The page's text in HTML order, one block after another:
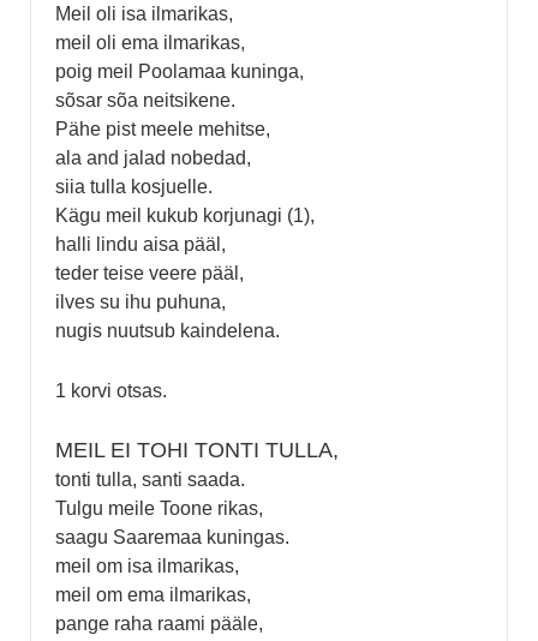
Meil oli isa ilmarikas,
meil oli ema ilmarikas,
poig meil Poolamaa kuninga,
sõsar sõa neitsikene.
Pähe pist meele mehitse,
ala and jalad nobedad,
siia tulla kosjuelle.
Kägu meil kukub korjunagi (1),
halli lindu aisa pääl,
teder teise veere pääl,
ilves su ihu puhuna,
nugis nuutsub kaindelena.
1 korvi otsas.
MEIL EI TOHI TONTI TULLA,
tonti tulla, santi saada.
Tulgu meile Toone rikas,
saagu Saaremaa kuningas.
meil om isa ilmarikas,
meil om ema ilmarikas,
pange raha raami pääle,